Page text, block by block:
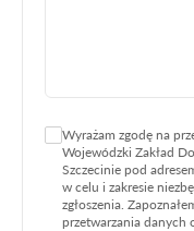
Wyrażam zgodę na
Wojewódzki Zakład
Szczecinie pod
w celu i zakresie
zgłoszenia.
przetwarzania danych